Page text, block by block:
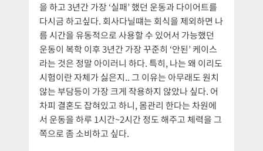
을 하고 3년간 가장 ‘실패’ 했던 운동과 다이어트를
다시금 하고싶다. 회사다닐떄는 회식을 제외하면 나
름 시간을 유동적으로 사용할 수 있어서 가능했던
운동이 복학 이후 3년간 가장 꾸준히 ‘안된’ 케이스
라는 것은 정말 아이러니 하다. 특히, 나는 왜 이리도
시험이란 자체가 싫은지.. 그 이유는 아무래도 원치
않는 부담등이 가장 크게 작용하지 않았나 싶다. 어
차피 결혼도 잡혀있고 하니, 몸관리 한다는 차원에
서 운동을 하루 1시간~2시간 정도 해주고 체력을 그
쪽으로 좀 소비하고 싶다.